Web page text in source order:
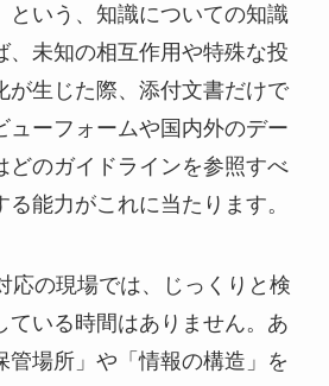
という、知識についての知識
、未知の相互作用や特殊な投
が生じた際、添付文書だけで
ューフォームや国内外のデー
どのガイドラインを参照すべ
能力がこれに当たります。
応の現場では、じっくりと検
ている時間はありません。あ
管場所」や「情報の構造」を